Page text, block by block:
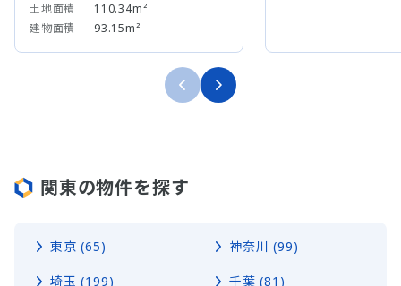
土地面積
110.34m²
建物面積
93.15m²
関東の物件を探す
東京 (65) 神奈川 (99)
埼玉 (199) 千葉 (81)